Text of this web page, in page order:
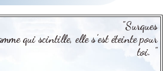
"Surques
qui scintille, elle s’est éteinte pour
toi. "